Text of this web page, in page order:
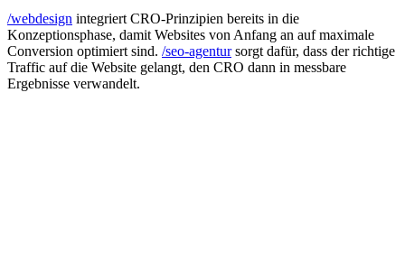
/webdesign integriert CRO-Prinzipien bereits in die
Konzeptionsphase, damit Websites von Anfang an auf maximale
Conversion optimiert sind. /seo-agentursorgt dafür, dass der richtige
Traffic auf die Website gelangt, den CRO dann in messbare
Ergebnisse verwandelt.